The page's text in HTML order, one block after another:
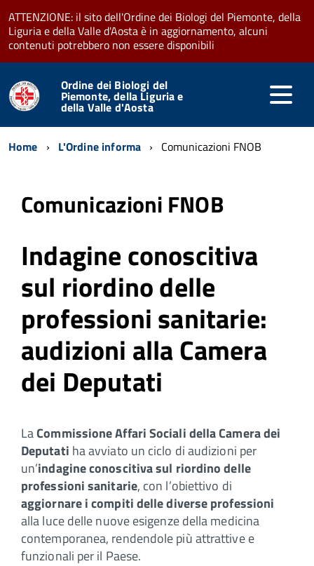
ATTENZIONE: il sito dell'Ordine dei Biologi del Piemonte, della
Liguria e della Valle d'Aosta è in aggiornamento, alcuni
contenuti potrebbero non essere disponibili
Ordine dei Biologi del
Piemonte, della Liguria e
della Valle d'Aosta
Home L'Ordine informa Comunicazioni FNOB
Comunicazioni FNOB
Indagine conoscitiva
sul riordino delle
professioni sanitarie:
audizioni alla Camera
dei Deputati
LaCommissione Affari Sociali della Camera dei
Deputati ha avviato un ciclo di audizioni per
un’indagine conoscitiva sul riordino delle
professioni sanitarie, con l’obiettivo di
aggiornare i compiti delle diverse professioni
alla luce delle nuove esigenze della medicina
contemporanea, rendendole più attrattive e
funzionali per il Paese.